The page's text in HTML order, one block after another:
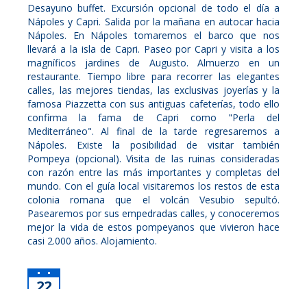
Desayuno buffet. Excursión opcional de todo el día a
Nápoles y Capri. Salida por la mañana en autocar hacia
Nápoles. En Nápoles tomaremos el barco que nos
llevará a la isla de Capri. Paseo por Capri y visita a los
magníficos jardines de Augusto. Almuerzo en un
restaurante. Tiempo libre para recorrer las elegantes
calles, las mejores tiendas, las exclusivas joyerías y la
famosa Piazzetta con sus antiguas cafeterías, todo ello
confirma la fama de Capri como "Perla del
Mediterráneo". Al final de la tarde regresaremos a
Nápoles. Existe la posibilidad de visitar también
Pompeya (opcional). Visita de las ruinas consideradas
con razón entre las más importantes y completas del
mundo. Con el guía local visitaremos los restos de esta
colonia romana que el volcán Vesubio sepultó.
Pasearemos por sus empedradas calles, y conoceremos
mejor la vida de estos pompeyanos que vivieron hace
casi 2.000 años. Alojamiento.